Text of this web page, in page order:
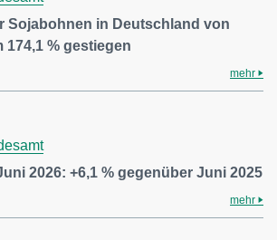
Sojabohnen in Deutschland von
174,1 % gestiegen
mehr
2026: +6,1 % gegenüber Juni 2025
mehr